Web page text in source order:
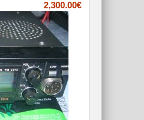
2,300.00€